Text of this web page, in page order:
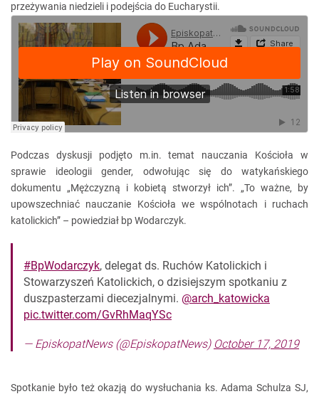
przeżywania niedzieli i podejścia do Eucharystii.
Podczas dyskusji podjęto m.in. temat nauczania Kościoła w
sprawie ideologii gender, odwołując się do watykańskiego
dokumentu „Mężczyzną i kobietą stworzył ich”. „To ważne, by
upowszechniać nauczanie Kościoła we wspólnotach i ruchach
katolickich” – powiedział bp Wodarczyk.
#BpWodarczyk, delegat ds. Ruchów Katolickich i
Stowarzyszeń Katolickich, o dzisiejszym spotkaniu z
duszpasterzami diecezjalnymi. @arch_katowicka
pic.twitter.com/GvRhMaqYSc
— EpiskopatNews (@EpiskopatNews) October 17, 2019
Spotkanie było też okazją do wysłuchania ks. Adama Schulza SJ,